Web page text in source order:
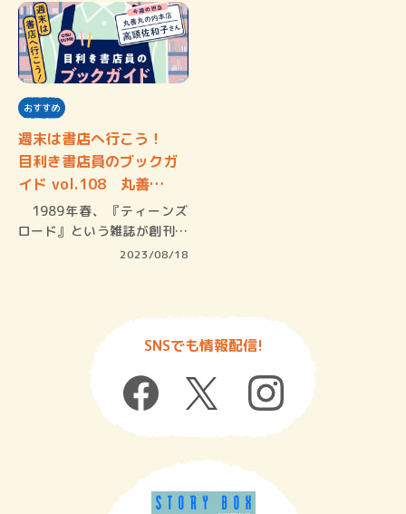
おすすめ
週末は書店へ行こう！
目利き書店員のブックガ
イド vol.108 丸善…
1989年春、『ティーンズ
ロード』という雑誌が創刊さ
2023/08/18
SNSでも情報配信!